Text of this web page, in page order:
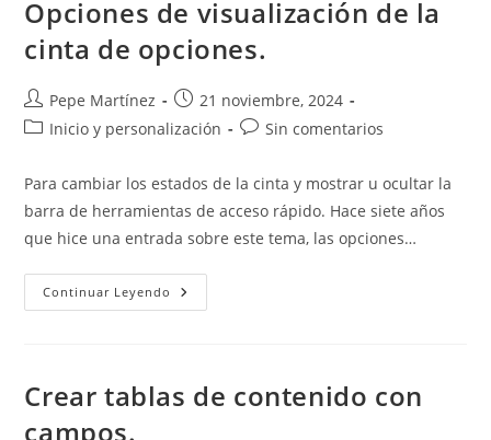
Opciones de visualización de la
cinta de opciones.
Autor
de
Pepe Martínez
Publicación
de
21 noviembre, 2024
Categoría
entrada:
Inicio y personalización
Comentarios
entrada:
Sin comentarios
Para cambiar los estados de la cinta y mostrar u ocultar la
barra de herramientas de acceso rápido. Hace siete años
que hice una entrada sobre este tema, las opciones…
Continuar Leyendo Opciones
De
Opciones.
Crear tablas de contenido con
campos.